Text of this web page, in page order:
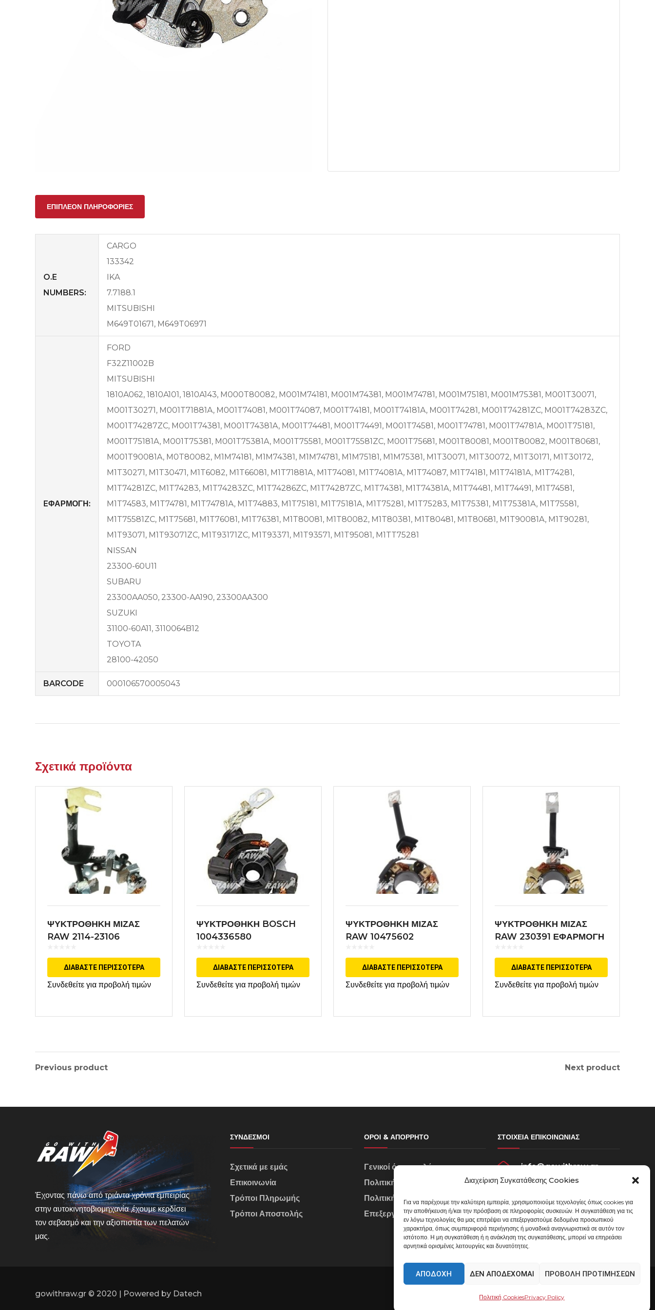
Διαχείριση Συγκατάθεσης Cookies
Για να παρέχουμε την καλύτερη εμπειρία, χρησιμοποιούμε τεχνολογίες όπως cookies για
την αποθήκευση ή/και την πρόσβαση σε πληροφορίες συσκευών. Η συγκατάθεση για τις
εν λόγω τεχνολογίες θα μας επιτρέψει να επεξεργαστούμε δεδομένα προσωπικού
χαρακτήρα, όπως συμπεριφορά περιήγησης ή μοναδικά αναγνωριστικά σε αυτόν τον
ιστότοπο. Η μη συγκατάθεση ή η ανάκληση της συγκατάθεσης, μπορεί να επηρεάσει
αρνητικά ορισμένες λειτουργίες και δυνατότητες.
ΑΠΟΔΟΧΉ ΔΕΝ ΑΠΟΔΈΧΟΜΑΙ ΠΡΟΒΟΛΉ ΠΡΟΤΙΜΉΣΕΩΝ
Πολιτική CookiesPrivacy Policy
ΕΠΙΠΛΈΟΝ ΠΛΗΡΟΦΟΡΊΕΣ
O.E
NUMBERS:
CARGO
133342
IKA
7.7188.1
MITSUBISHI
M649T01671, M649T06971
EΦΑΡΜΟΓΗ:
FORD
F32Z11002B
MITSUBISHI
1810A062, 1810A101, 1810A143, M000T80082, M001M74181, M001M74381, M001M74781, M001M75181, M001M75381, M001T30071,
M001T30271, M001T71881A, M001T74081, M001T74087, M001T74181, M001T74181A, M001T74281, M001T74281ZC, M001T74283ZC,
M001T74287ZC, M001T74381, M001T74381A, M001T74481, M001T74491, M001T74581, M001T74781, M001T74781A, M001T75181,
M001T75181A, M001T75381, M001T75381A, M001T75581, M001T75581ZC, M001T75681, M001T80081, M001T80082, M001T80681,
M001T90081A, M0T80082, M1M74181, M1M74381, M1M74781, M1M75181, M1M75381, M1T30071, M1T30072, M1T30171, M1T30172,
M1T30271, M1T30471, M1T6082, M1T66081, M1T71881A, M1T74081, M1T74081A, M1T74087, M1T74181, M1T74181A, M1T74281,
M1T74281ZC, M1T74283, M1T74283ZC, M1T74286ZC, M1T74287ZC, M1T74381, M1T74381A, M1T74481, M1T74491, M1T74581,
M1T74583, M1T74781, M1T74781A, M1T74883, M1T75181, M1T75181A, M1T75281, M1T75283, M1T75381, M1T75381A, M1T75581,
M1T75581ZC, M1T75681, M1T76081, M1T76381, M1T80081, M1T80082, M1T80381, M1T80481, M1T80681, M1T90081A, M1T90281,
M1T93071, M1T93071ZC, M1T93171ZC, M1T93371, M1T93571, M1T95081, M1TT75281
NISSAN
23300-60U11
SUBARU
23300AA050, 23300-AA190, 23300AA300
SUZUKI
31100-60A11, 3110064B12
TOYOTA
28100-42050
BARCODE 000106570005043
Σχετικά προϊόντα
ΨΥΚΤΡΟΘΗΚΗ ΜΙΖΑΣ
RAW 2114-23106
ΔΙΑΒΆΣΤΕ ΠΕΡΙΣΣΌΤΕΡΑ
Συνδεθείτε για προβολή τιμών
ΨΥΚΤΡΟΘΗΚΗ BOSCH
1004336580
ΔΙΑΒΆΣΤΕ ΠΕΡΙΣΣΌΤΕΡΑ
Συνδεθείτε για προβολή τιμών
ΨΥΚΤΡΟΘΗΚΗ ΜΙΖΑΣ
RAW 10475602
ΔΙΑΒΆΣΤΕ ΠΕΡΙΣΣΌΤΕΡΑ
Συνδεθείτε για προβολή τιμών
ΨΥΚΤΡΟΘΗΚΗ ΜΙΖΑΣ
RAW 230391 ΕΦΑΡΜΟΓΗ
ΔΙΑΒΆΣΤΕ ΠΕΡΙΣΣΌΤΕΡΑ
Συνδεθείτε για προβολή τιμών
Previous product Next product
Έχοντας πάνω από τριάντα χρόνια εμπειρίας
στην αυτοκινητοβιομηχανία ,έχουμε κερδίσει
τον σεβασμό και την αξιοπιστία των πελατών
μας.
ΣΎΝΔΕΣΜΟΙ
Σχετικά με εμάς
Επικοινωνία
Τρόποι Πληρωμής
Τρόποι Αποστολής
ΌΡΟΙ & ΑΠΌΡΡΗΤΟ
Γενικοί όροι πωλήσεων
Πολιτική Απορρήτου
Πολιτική Cookies
Επεξεργασία Δεδομένων
ΣΤΟΙΧΕΊΑ ΕΠΙΚΟΙΝΩΝΊΑΣ
info@gowithraw.gr
24310 35062
Δευ. - Παρ. 08:00 - 20:00
gowithraw.gr © 2020 | Powered by Datech